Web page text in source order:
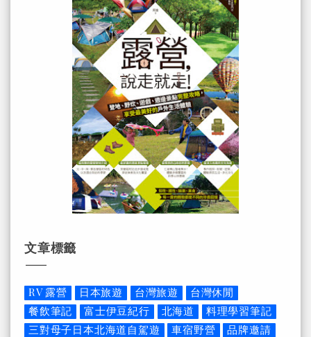
文章標籤
RV 露營 日本旅遊 台灣旅遊
台灣休閒
餐飲筆記
富士伊豆紀行 北海道
料理學習筆記
三對母子日本北海道自駕遊
車宿野營 品牌邀請